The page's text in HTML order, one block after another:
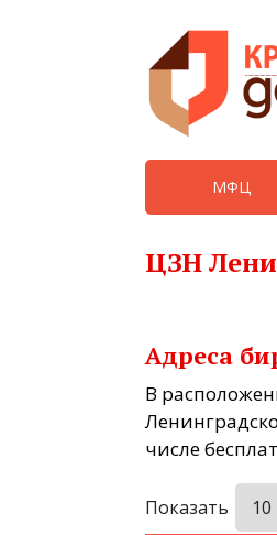
МФЦ
ЦЗН
Адреса
В
числе
Показать